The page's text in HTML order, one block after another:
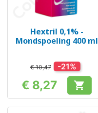
Hextril 0,1% -
Mondspoeling 400 ml
€ 10,47 -21%
Prijs
€ 8,27 